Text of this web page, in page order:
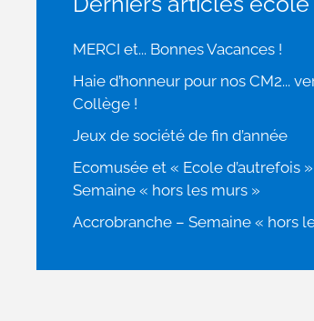
MERCI et... Bonnes Vacances !
Haie d’honneur pour nos CM2...
Collège !
Jeux de société de fin d’année
Ecomusée et « Ecole d’autrefois
Semaine « hors les murs »
Accrobranche – Semaine « hors